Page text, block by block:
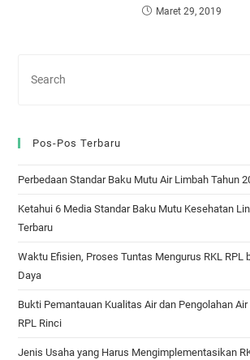
Maret 29, 2019
Pos-Pos Terbaru
Perbedaan Standar Baku Mutu Air Limbah Tahun
Ketahui 6 Media Standar Baku Mutu Kesehatan
Terbaru
Waktu Efisien, Proses Tuntas Mengurus RKL RPL
Daya
Bukti Pemantauan Kualitas Air dan Pengolahan
RPL Rinci
Jenis Usaha yang Harus Mengimplementasikan